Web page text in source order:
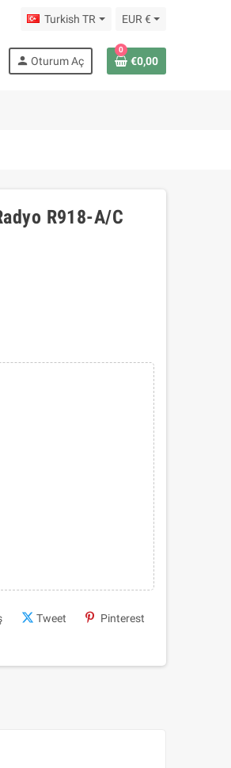
Turkish TR EUR €
person Oturum Aç
0
€0,00
R918-A/C
Tweet Pinterest